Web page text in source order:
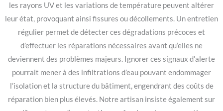
les rayons UV et les variations de température peuvent altérer
leur état, provoquant ainsi fissures ou décollements. Un entretien
régulier permet de détecter ces dégradations précoces et
d’effectuer les réparations nécessaires avant qu’elles ne
deviennent des problèmes majeurs. Ignorer ces signaux d’alerte
pourrait mener à des infiltrations d’eau pouvant endommager
l’isolation et la structure du bâtiment, engendrant des coûts de
réparation bien plus élevés. Notre artisan insiste également sur